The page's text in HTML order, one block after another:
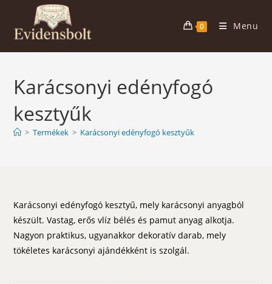
content
0 Menu
Karácsonyi edényfogó
kesztyűk
> Termékek > Karácsonyi edényfogó kesztyűk
Karácsonyi edényfogó kesztyű, mely karácsonyi anyagból
készült. Vastag, erős vlíz bélés és pamut anyag alkotja.
Nagyon praktikus, ugyanakkor dekoratív darab, mely
tökéletes karácsonyi ajándékként is szolgál.